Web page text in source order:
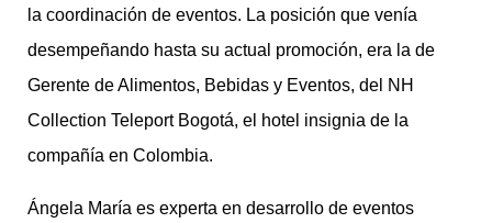
la coordinación de eventos. La posición que venía
desempeñando hasta su actual promoción, era la de
Gerente de Alimentos, Bebidas y Eventos, del NH
Collection Teleport Bogotá, el hotel insignia de la
compañía en Colombia.
Ángela María es experta en desarrollo de eventos